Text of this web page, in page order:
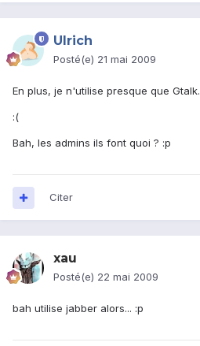
Ulrich
Posté(e) 21 mai 2009
En plus, je n'utilise presque que Gtalk.
:(
Bah, les admins ils font quoi ? :p
Citer
xau
Posté(e) 22 mai 2009
bah utilise jabber alors... :p